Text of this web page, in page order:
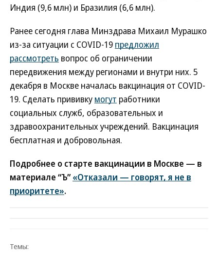
Индия (9,6 млн) и Бразилия (6,6 млн).
Ранее сегодня глава Минздрава Михаил Мурашко
из-за ситуации с COVID-19 предложил
рассмотреть вопрос об ограничении
передвижения между регионами и внутри них. 5
декабря в Москве началась вакцинация от COVID-
19. Сделать прививку могут работники
социальных служб, образовательных и
здравоохранительных учреждений. Вакцинация
бесплатная и добровольная.
Подробнее о старте вакцинации в Москве — в
материале “Ъ” «Отказали — говорят, я не в
приоритете».
Темы: